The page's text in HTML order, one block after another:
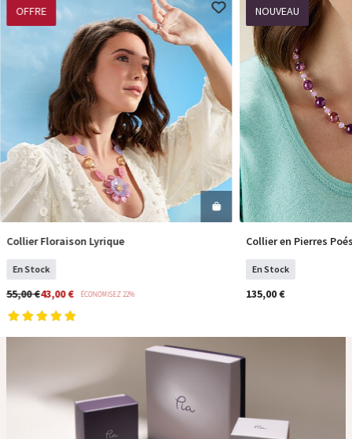
OFFRE
COMMANDER
Collier Floraison Lyrique
En Stock
55,00 €43,00 € ÉCONOMISEZ 22%
NOUVEAU
Collier en Pierres
En Stock
135,00 €